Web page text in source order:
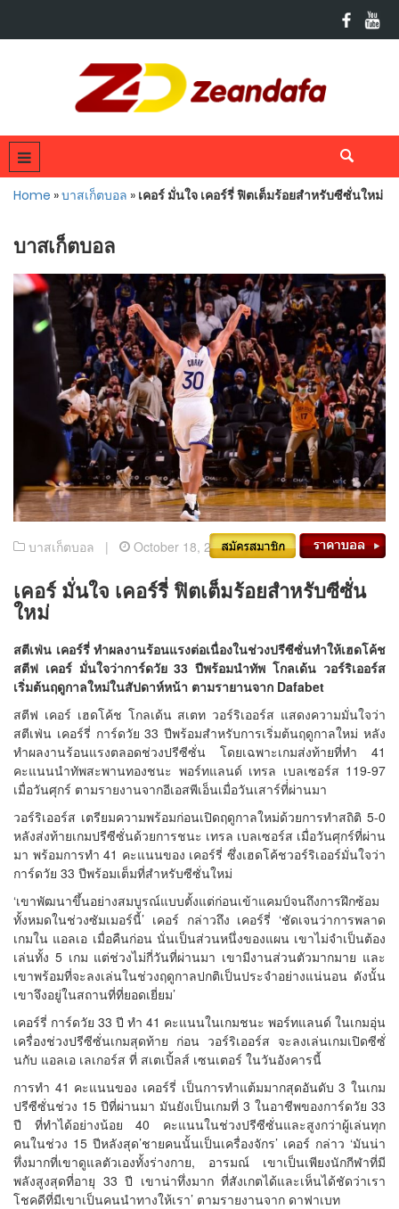
Home »บาสเก็ตบอล » เคอร์ มั่นใจ เคอร์รี่ ฟิตเต็มร้อยสำหรับซีซั่นใหม่
บาสเก็ตบอล
บาสเก็ตบอล | October 18, 2021
เคอร์ มั่นใจ เคอร์รี่ ฟิตเต็มร้อยสำหรับซีซั่น
ใหม่
สตีเฟ่น เคอร์รี่ ทำผลงานร้อนแรงต่อเนื่องในช่วงปรีซีซั่นทำให้เฮดโค้ช
สตีฟ เคอร์ มั่นใจว่าการ์ดวัย 33 ปีพร้อมนำทัพ โกลเด้น วอร์ริเออร์ส
เริ่มต้นฤดูกาลใหม่ในสัปดาห์หน้า ตามรายานจาก Dafabet
สตีฟ เคอร์ เฮดโค้ช โกลเด้น สเตท วอร์ริเออร์ส แสดงความมั่นใจว่า
สตีเฟ่น เคอร์รี่ การ์ดวัย 33 ปีพร้อมสำหรับการเริ่มต้นฤดูกาลใหม่ หลัง
ทำผลงานร้อนแรงตลอดช่วงปรีซีซั่น โดยเฉพาะเกมส่งท้ายที่ทำ 41
คะแนนนำทัพสะพานทองชนะ พอร์ทแลนด์ เทรล เบลเซอร์ส 119-97
เมื่อวันศุกร์ ตามรายงานจากอีเอสพีเอ็นเมื่อวันเสาร์ที่่ผ่านมา
วอร์ริเออร์ส เตรียมความพร้อมก่อนเปิดฤดูกาลใหม่ด้วยการทำสถิติ 5-0
หลังส่งท้ายเกมปรีซีซั่นด้วยการชนะ เทรล เบลเซอร์ส เมื่อวันศุกร์ที่ผ่าน
มา พร้อมการทำ 41 คะแนนของ เคอร์รี่ ซึ่งเฮดโค้ชวอร์ริเออร์มั่นใจว่า
การ์ดวัย 33 ปีพร้อมเต็มที่สำหรับซีซั่นใหม่
‘เขาพัฒนาขึ้นอย่างสมบูรณ์แบบตั้งแต่ก่อนเข้าแคมป์จนถึงการฝึกซ้อม
ทั้งหมดในช่วงซัมเมอร์นี้’ เคอร์ กล่าวถึง เคอร์รี่ ‘ชัดเจนว่าการพลาด
เกมใน แอลเอ เมื่อคืนก่อน นั่นเป็นส่วนหนึ่งของแผน เขาไม่จำเป็นต้อง
เล่นทั้ง 5 เกม แต่ช่วงไม่กี่วันที่ผ่านมา เขามีงานส่วนตัวมากมาย และ
เขาพร้อมที่จะลงเล่นในช่วงฤดูกาลปกติเป็นประจำอย่างแน่นอน ดังนั้น
เขาจึงอยู่ในสถานที่ที่ยอดเยี่ยม’
เคอร์รี่ การ์ดวัย 33 ปี ทำ 41 คะแนนในเกมชนะ พอร์ทแลนด์ ในเกมอุ่น
เครื่องช่วงปรีซีซั่นเกมสุดท้าย ก่อน วอร์ริเออร์ส จะลงเล่นเกมเปิดซีซั่
นกับ แอลเอ เลเกอร์ส ที่ สเตเปิ้ลส์ เซนเตอร์ ในวันอังคารนี้
การทำ 41 คะแนนของ เคอร์รี่ เป็นการทำแต้มมากสุดอันดับ 3 ในเกม
ปรีซีซั่นช่วง 15 ปีที่ผ่านมา มันยังเป็นเกมที่ 3 ในอาชีพของการ์ดวัย 33
ปี ที่ทำได้อย่างน้อย 40 คะแนนในช่วงปรีซีซั่นและสูงกว่าผู้เล่นทุก
คนในช่วง 15 ปีหลังสุด’ชายคนนั้นเป็นเครื่องจักร’ เคอร์ กล่าว ‘มันน่า
ทึ่งมากที่เขาดูแลตัวเองทั้งร่างกาย, อารมณ์ เขาเป็นเพียงนักกีฬาที่มี
พลังสูงสุดที่อายุ 33 ปี เขาน่าทึ่งมาก ที่สังเกตได้และเห็นได้ชัดว่าเรา
โชคดีที่มีเขาเป็นคนนำทางให้เรา’ ตามรายงานจาก ดาฟาเบท